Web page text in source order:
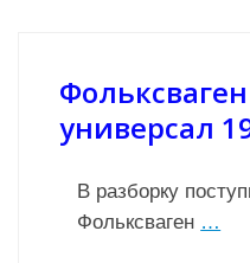
универсал
В разборку
Фольксваген …